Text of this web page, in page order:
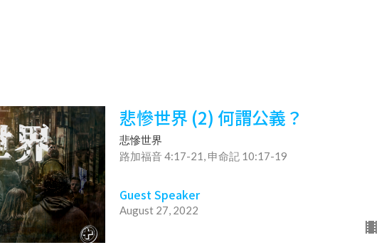
悲慘世界 (2) 何謂公義？
悲慘世界
路加福音 4:17-21, 申命記 10:17-19
Guest Speaker
August 27, 2022